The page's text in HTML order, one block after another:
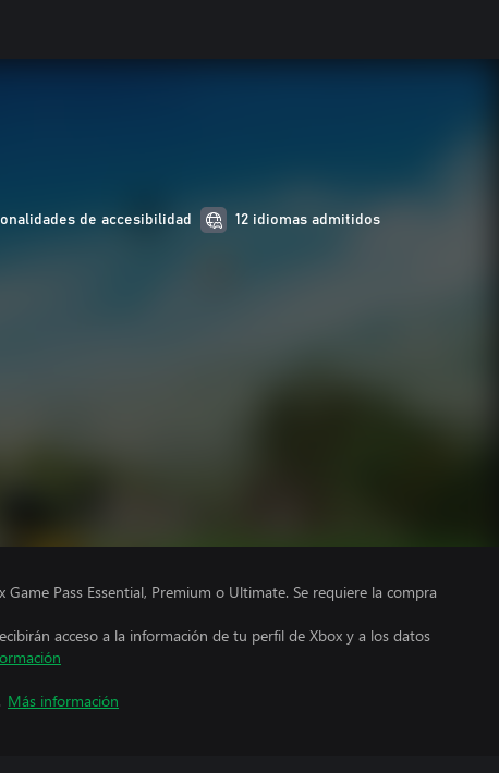
de accesibilidad 12 idiomas admitidos
Pass Essential, Premium o Ultimate. Se requiere la compra
acceso a la información de tu perfil de Xbox y a los datos
Más información